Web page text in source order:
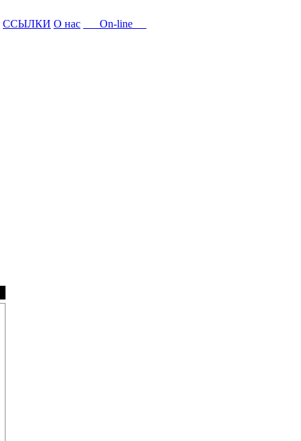
ССЫЛКИ О нас On-line